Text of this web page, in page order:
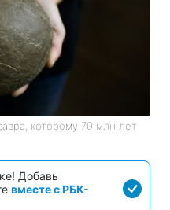
которому 70 млн лет
Добавь
вместе с РБК-